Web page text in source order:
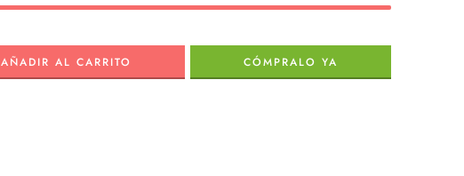
AÑADIR AL CARRITO CÓMPRALO YA